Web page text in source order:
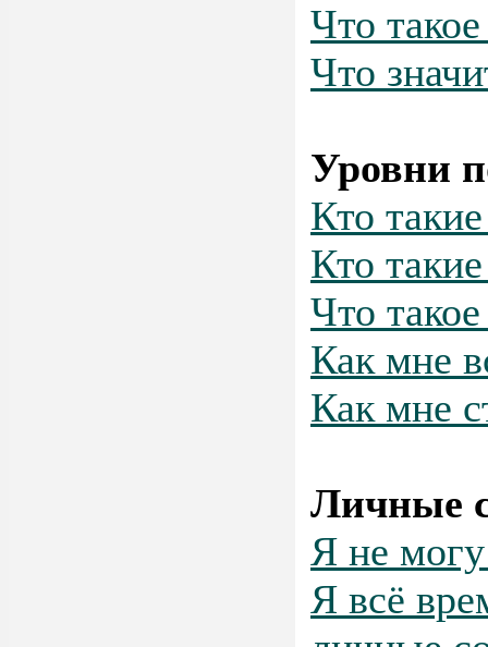
Что
Что
Уровни
Кто
Кто
Что
Как мне
Как мне
Личные
Я не
Я всё